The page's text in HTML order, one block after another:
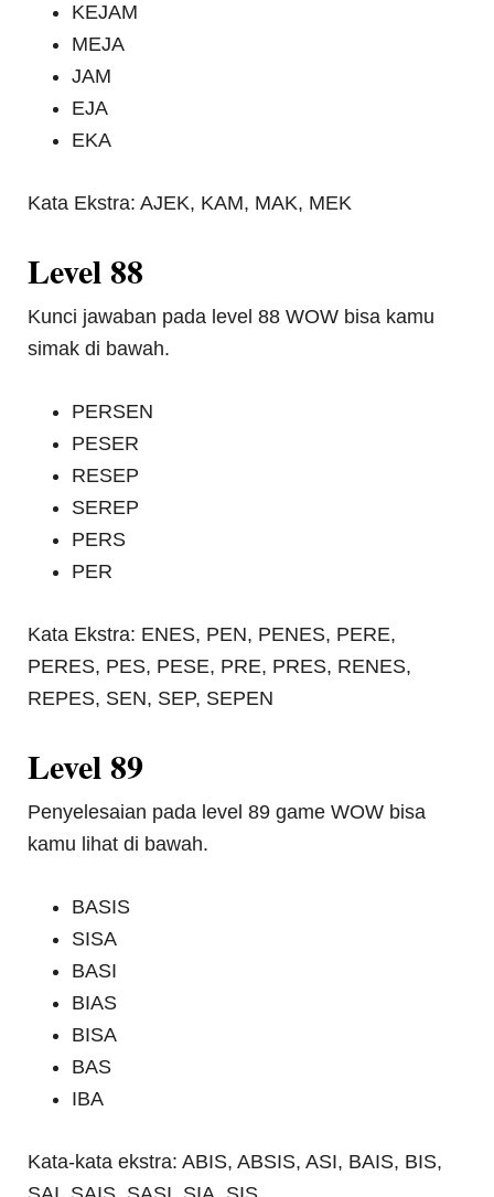
KEJAM
MEJA
JAM
EJA
EKA
Kata Ekstra: AJEK, KAM, MAK, MEK
Level 88
Kunci jawaban pada level 88 WOW bisa kamu
simak di bawah.
PERSEN
PESER
RESEP
SEREP
PERS
PER
Kata Ekstra: ENES, PEN, PENES, PERE,
PERES, PES, PESE, PRE, PRES, RENES,
REPES, SEN, SEP, SEPEN
Level 89
Penyelesaian pada level 89 game WOW bisa
kamu lihat di bawah.
BASIS
SISA
BASI
BIAS
BISA
BAS
IBA
Kata-kata ekstra: ABIS, ABSIS, ASI, BAIS, BIS,